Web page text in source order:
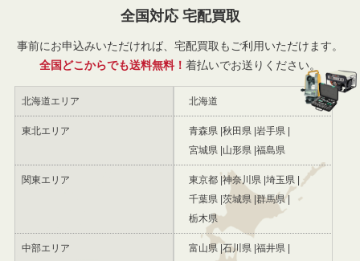
全国対応 宅配買取
事前にお申込みいただければ、宅配買取もご利用いただけます。
全国どこからでも送料無料！ 着払いでお送りください。
北海道エリア 北海道
東北エリア 青森県 秋田県 岩手県
宮城県 山形県 福島県
関東エリア 東京都 神奈川県 埼玉県
千葉県 茨城県 群馬県
栃木県
中部エリア 富山県 石川県 福井県